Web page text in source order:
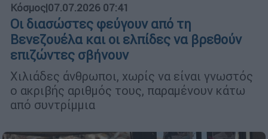
Κόσμος|07.07.2026 07:41
Οι διασώστες φεύγουν από τη
Βενεζουέλα και οι ελπίδες να βρεθούν
επιζώντες σβήνουν
Χιλιάδες άνθρωποι, χωρίς να είναι γνωστός
ο ακριβής αριθμός τους, παραμένουν κάτω
από συντρίμμια